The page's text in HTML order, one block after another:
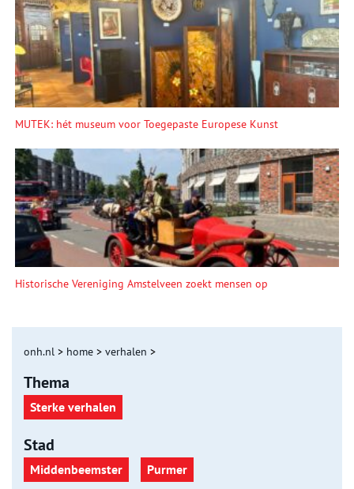
MUTEK: hét museum voor Toegepaste Europese Kunst
Historische Vereniging Amstelveen zoekt mensen op
onh.nl > home > verhalen >
Thema
Sterke verhalen
Stad
Middenbeemster Purmer